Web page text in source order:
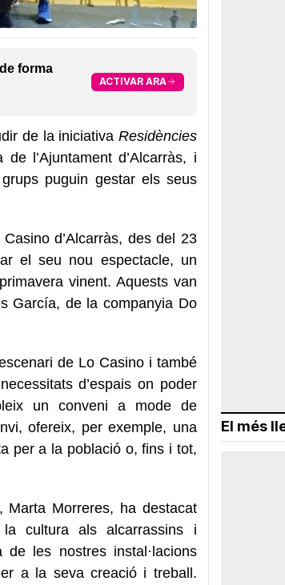
forma
ACTIVAR ARA
de la iniciativa Residències
l’Ajuntament d’Alcarràs, i
puguin gestar els seus
d’Alcarràs, des del 23
el seu nou espectacle, un
vinent. Aquests van
García, de la companyia Do
de Lo Casino i també
d’espais on poder
un conveni a mode de
ofereix, per exemple, una
per a la població o, fins i tot,
Marta Morreres, ha destacat
cultura als alcarrassins i
de les nostres instal·lacions
a la seva creació i treball.
El més